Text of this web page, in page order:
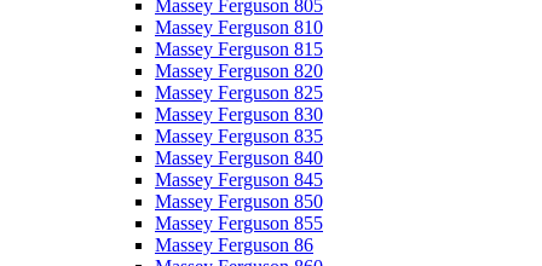
Massey Ferguson 805
Massey Ferguson 810
Massey Ferguson 815
Massey Ferguson 820
Massey Ferguson 825
Massey Ferguson 830
Massey Ferguson 835
Massey Ferguson 840
Massey Ferguson 845
Massey Ferguson 850
Massey Ferguson 855
Massey Ferguson 86